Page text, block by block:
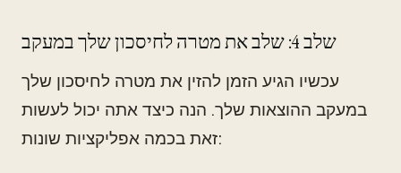
שלב 4: שלב את מטרה לחיסכון שלך במעקב
עכשיו הגיע הזמן להזין את מטרה לחיסכון שלך
במעקב ההוצאות שלך. הנה כיצד אתה יכול לעשות
זאת בכמה אפליקציות שונות: